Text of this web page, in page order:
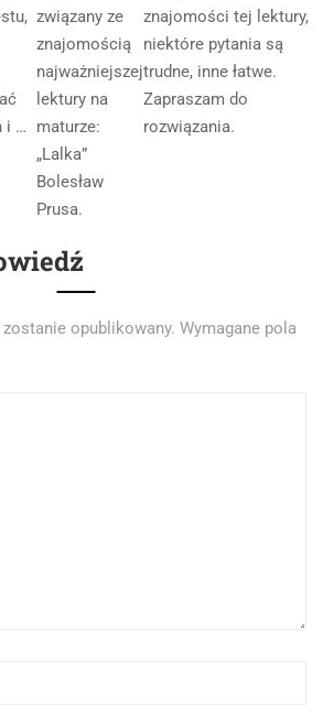
i …
związany ze
znajomością
najważniejszej
lektury na
maturze:
„Lalka”
Bolesław
Prusa.
znajomości tej lektury,
niektóre pytania są
trudne, inne łatwe.
Zapraszam do
rozwiązania.
opublikowany. Wymagane pola